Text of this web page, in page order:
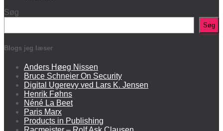
Søg
Søg
Blogs jeg læser
Anders Høeg Nissen
Bruce Schneier On Security
Digital Ugerevy ved Lars K. Jensen
Henrik Føhns
Néné La Beet
Paris Marx
Products in Publishing